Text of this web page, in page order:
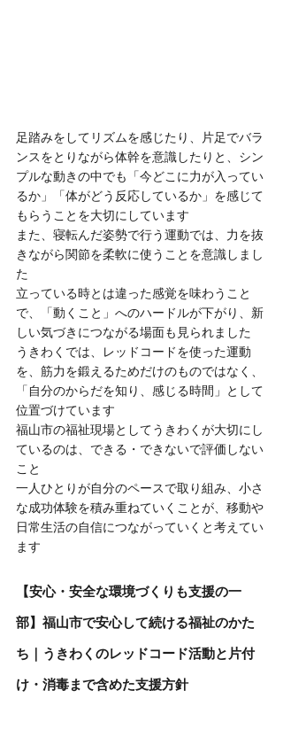
足踏みをしてリズムを感じたり、片足でバラ
ンスをとりながら体幹を意識したりと、シン
プルな動きの中でも「今どこに力が入ってい
るか」「体がどう反応しているか」を感じて
もらうことを大切にしています
また、寝転んだ姿勢で行う運動では、力を抜
きながら関節を柔軟に使うことを意識しまし
た
立っている時とは違った感覚を味わうこと
で、「動くこと」へのハードルが下がり、新
しい気づきにつながる場面も見られました
うきわくでは、レッドコードを使った運動
を、筋力を鍛えるためだけのものではなく、
「自分のからだを知り、感じる時間」として
位置づけています
福山市の福祉現場としてうきわくが大切にし
ているのは、できる・できないで評価しない
こと
一人ひとりが自分のペースで取り組み、小さ
な成功体験を積み重ねていくことが、移動や
日常生活の自信につながっていくと考えてい
ます
【安心・安全な環境づくりも支援の一
部】福山市で安心して続ける福祉のかた
ち｜うきわくのレッドコード活動と片付
け・消毒まで含めた支援方針